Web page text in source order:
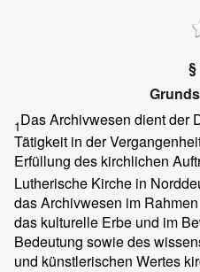
§
1Das Archivwesen dient der
Tätigkeit in der
Erfüllung des kirchlichen
Lutherische Kirche in
das Archivwesen im
das kulturelle Erbe und im
Bedeutung sowie des
und künstlerischen Wertes